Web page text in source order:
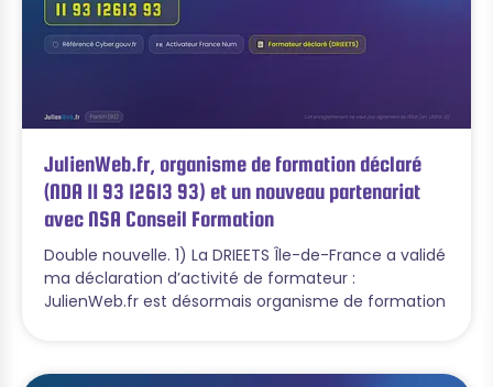
JulienWeb.fr, organisme de formation déclaré
(NDA 11 93 12613 93) et un nouveau partenariat
avec NSA Conseil Formation
Double nouvelle. 1) La DRIEETS Île-de-France a validé
ma déclaration d’activité de formateur :
JulienWeb.fr est désormais organisme de formation